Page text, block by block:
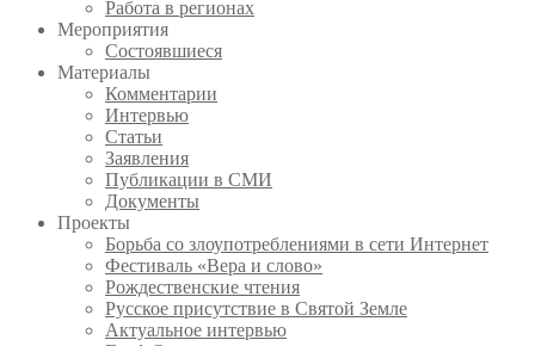
Работа в регионах
Мероприятия
Состоявшиеся
Материалы
Комментарии
Интервью
Статьи
Заявления
Публикации в СМИ
Документы
Проекты
Борьба со злоупотреблениями в сети Интернет
Фестиваль «Вера и слово»
Рождественские чтения
Русское присутствие в Святой Земле
Актуальное интервью